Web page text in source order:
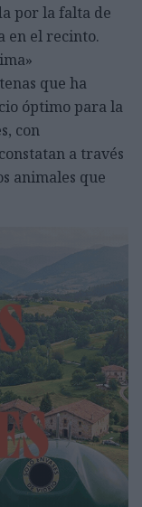
por la falta de
en el recinto.
que ha
óptimo para la
con
a través
animales que